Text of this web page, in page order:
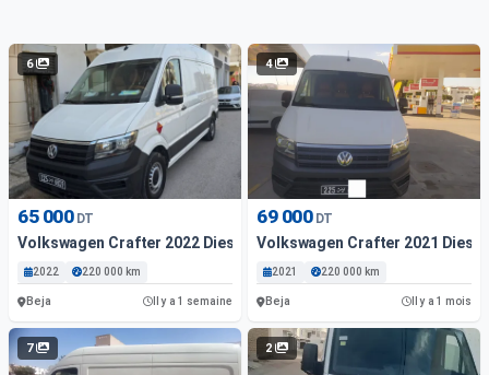
6
65 000 DT
Volkswagen Crafter 2022 Diesel
2022 220 000 km
Beja Il y a 1 semaine
4
69 000 DT
Volkswagen Crafter 2021 Diesel
2021 220 000 km
Beja Il y a 1 mois
7 2